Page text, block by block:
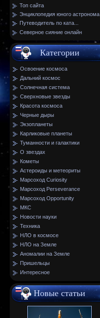
Топ сайта
Энциклопедия юного астронома
Путеводитель по ката...
Северное сияние онлайн
Категории
Освоение космоса
Дальний космос
Солнечная система
Сверхновые звезды
Красота космоса
Черные дыры
Экзопланеты
Карликовые планеты
Туманности и галактики
О звездах
Кометы
Астероиды и метеориты
Марсоход Curiosity
Марсоход Perseverance
Марсоход Opportunity
МКС
Новости науки
Техника
НЛО в космосе
НЛО на Земле
Аномалии на Земле
Пришельцы
Интересное
Новые статьи